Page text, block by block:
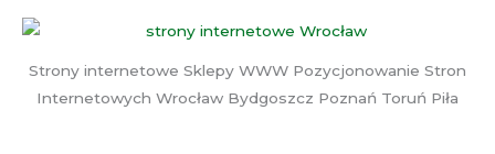
Strony internetowe Sklepy WWW Pozycjonowanie Stron
Internetowych Wrocław Bydgoszcz Poznań Toruń Piła